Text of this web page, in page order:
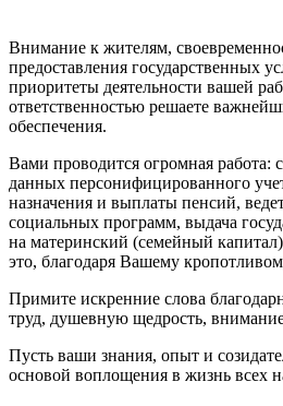
Внимание к жителям,
предоставления государственных
приоритеты деятельности вашей
ответственностью решаете
обеспечения.
Вами проводится огромная работа:
данных персонифицированного
назначения и выплаты пенсий,
социальных программ, выдача
на материнский (семейный
это, благодаря Вашему
Примите искренние слова
труд, душевную щедрость, внимание
Пусть ваши знания, опыт и
основой воплощения в жизнь всех